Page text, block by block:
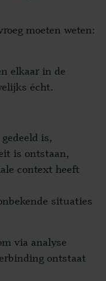
moeten weten:
elkaar in de
écht.
is,
is ontstaan,
context heeft
situaties
via analyse
ontstaat